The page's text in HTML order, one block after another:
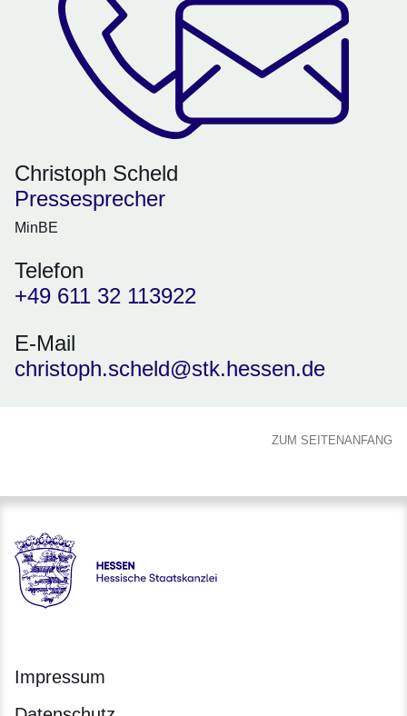
Christoph Scheld
Pressesprecher
MinBE
Telefon
+49 611 32 113922
E-Mail
christoph.scheld@stk.hessen.de
ZUM SEITENANFANG
Hessen - Hessische Staatskanzlei
Impressum